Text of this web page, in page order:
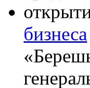
бизнеса